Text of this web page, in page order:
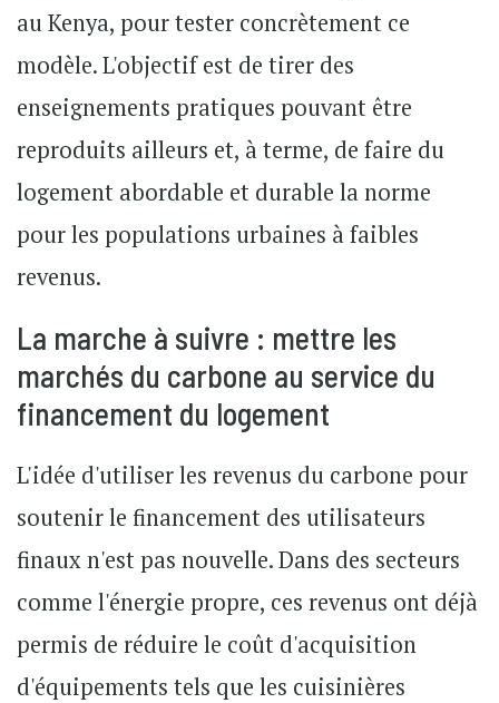
au Kenya, pour tester concrètement ce
modèle. L'objectif est de tirer des
enseignements pratiques pouvant être
reproduits ailleurs et, à terme, de faire du
logement abordable et durable la norme
pour les populations urbaines à faibles
revenus.
La marche à suivre : mettre les
marchés du carbone au service du
financement du logement
L'idée d'utiliser les revenus du carbone pour
soutenir le financement des utilisateurs
finaux n'est pas nouvelle. Dans des secteurs
comme l'énergie propre, ces revenus ont déjà
permis de réduire le coût d'acquisition
d'équipements tels que les cuisinières